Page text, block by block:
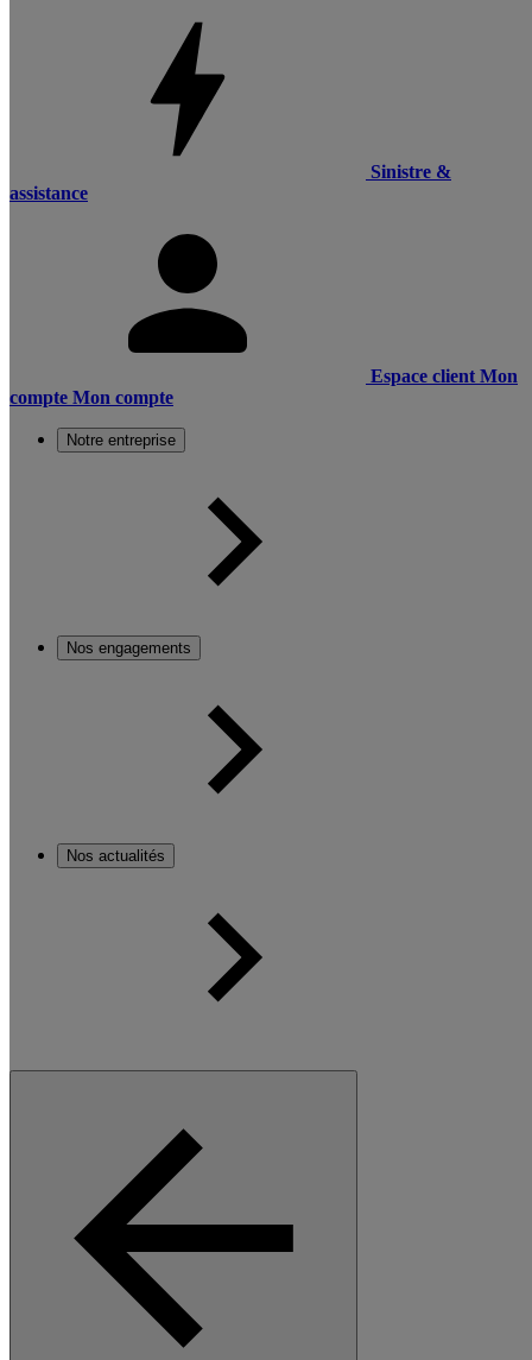
Sinistre &
assistance
Espace client Mon
compte Mon compte
Notre entreprise
Nos engagements
Nos actualités